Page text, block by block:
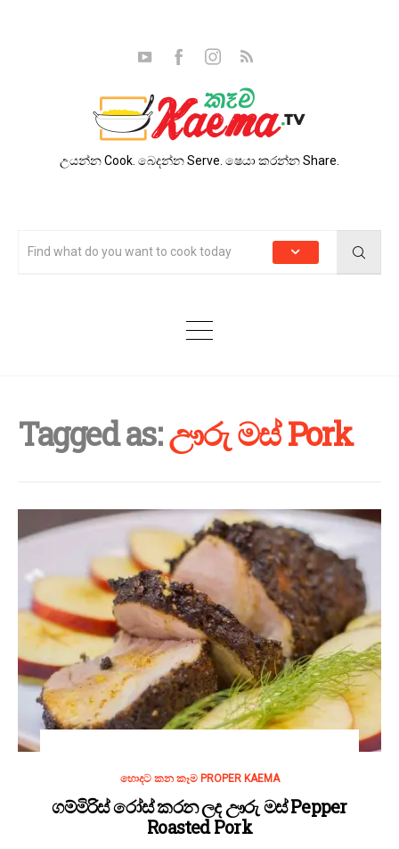
උයන්න Cook. බෙදන්න Serve. ෂෙයා කරන්න Share.
Tagged as:ඌරු මස් Pork
හොදට කන කෑම PROPER KAEMA
ගම්මිරිස් රෝස් කරන ලද ඌරු මස් Pepper
Roasted Pork